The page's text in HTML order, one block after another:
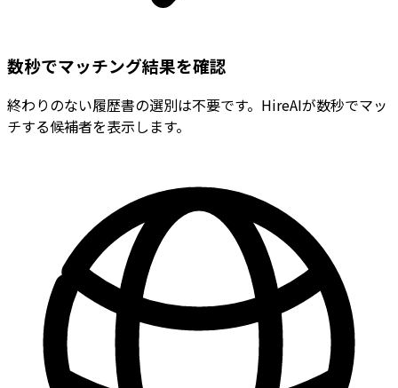
数秒でマッチング結果を確認
終わりのない履歴書の選別は不要です。HireAIが数秒でマッ
チする候補者を表示します。